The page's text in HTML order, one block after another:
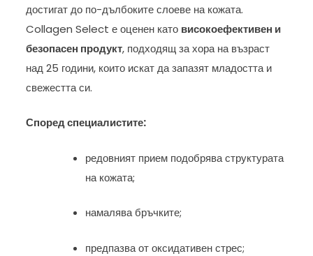
достигат до по-дълбоките слоеве на кожата.
Collagen Select е оценен като високоефективен и
безопасен продукт, подходящ за хора на възраст
над 25 години, които искат да запазят младостта и
свежестта си.
Според специалистите:
редовният прием подобрява структурата
на кожата;
намалява бръчките;
предпазва от оксидативен стрес;